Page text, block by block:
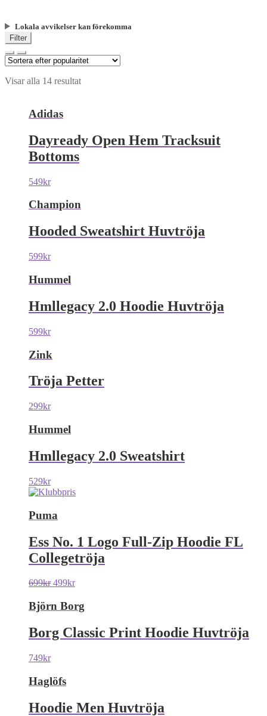
Lokala avvikelser kan förekomma
Filter
Visar alla 14 resultat
Adidas
Dayready Open Hem Tracksuit
Bottoms
549kr
Champion
Hooded Sweatshirt Huvtröja
599kr
Hummel
Hmllegacy 2.0 Hoodie Huvtröja
599kr
Zink
Tröja Petter
299kr
Hummel
Hmllegacy 2.0 Sweatshirt
529kr
Puma
Ess No. 1 Logo Full-Zip Hoodie FL
Collegetröja
699kr 499kr
Björn Borg
Borg Classic Print Hoodie Huvtröja
749kr
Haglöfs
Hoodie Men Huvtröja